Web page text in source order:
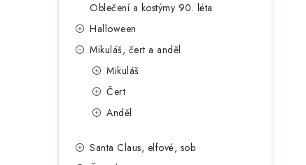
Oblečení a kostýmy 90. léta
Halloween
Mikuláš, čert a anděl
Mikuláš
Čert
Anděl
Santa Claus, elfové, sob